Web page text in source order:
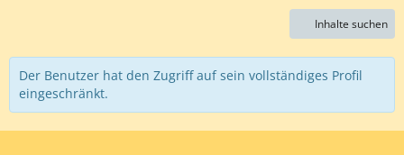
Inhalte suchen
Der Benutzer hat den Zugriff auf sein vollständiges Profil
eingeschränkt.